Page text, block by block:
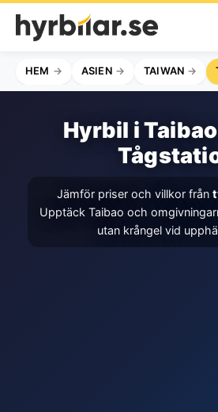
HEM ASIEN TAIWAN
Hyrbil i
Jämför priser och villkor från
Upptäck Taibao och
utan krångel vid